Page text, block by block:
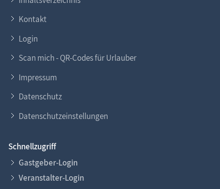
uns auf. Lesen Sie auch unsere
Gastgeber.
Kontakt
Login
Scan mich - QR-Codes für Urlauber
Impressum
Datenschutz
Datenschutzeinstellungen
Schnellzugriff
Gastgeber-Login
Veranstalter-Login